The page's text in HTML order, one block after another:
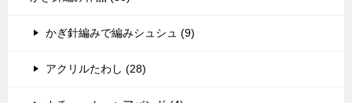
かぎ針編みで編みシュシュ (9)
アクリルたわし (28)